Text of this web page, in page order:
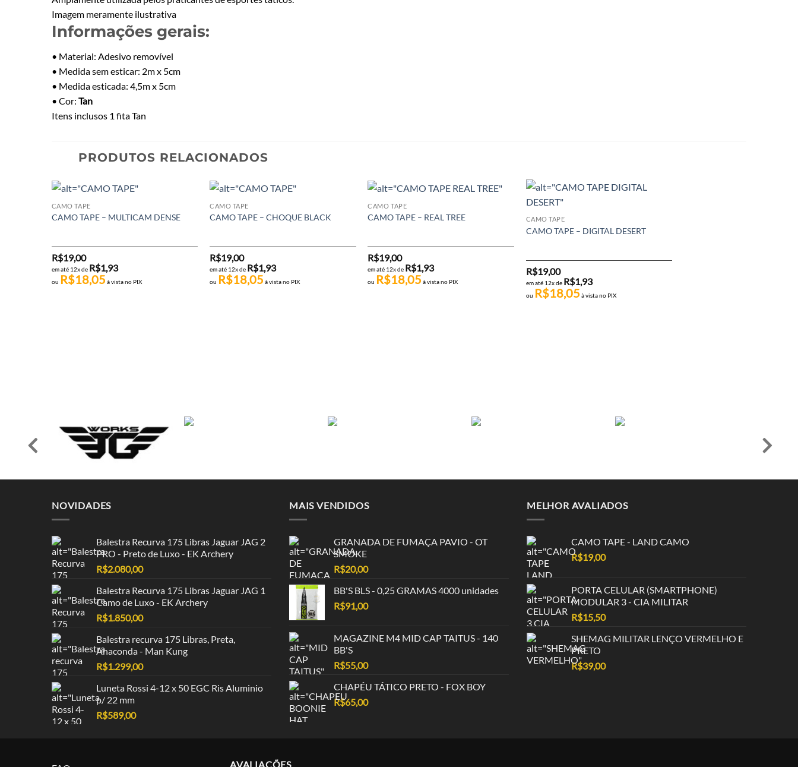
Imagem meramente ilustrativa
Informações gerais:
• Material: Adesivo removível
• Medida sem esticar: 2m x 5cm
• Medida esticada: 4,5m x 5cm
• Cor: Tan
Itens inclusos 1 fita Tan
PRODUTOS RELACIONADOS
CAMO TAPE
CAMO TAPE – MULTICAM DENSE
R$19,00
em até 12x de R$1,93
ou R$18,05 à vista no PIX
CAMO TAPE
CAMO TAPE – CHOQUE BLACK
R$19,00
em até 12x de R$1,93
ou R$18,05 à vista no PIX
CAMO TAPE
CAMO TAPE – REAL TREE
R$19,00
em até 12x de R$1,93
ou R$18,05 à vista no PIX
CAMO TAPE
CAMO TAPE – DIGITAL DESERT
R$19,00
em até 12x de R$1,93
ou R$18,05 à vista no PIX
NOVIDADES
Balestra Recurva 175 Libras Jaguar JAG 2
PRO - Preto de Luxo - EK Archery
R$2.080,00
Balestra Recurva 175 Libras Jaguar JAG 1
Camo de Luxo - EK Archery
R$1.850,00
Balestra recurva 175 Libras, Preta,
Anaconda - Man Kung
R$1.299,00
Luneta Rossi 4-12 x 50 EGC Ris Aluminio
p/ 22 mm
R$589,00
MAIS VENDIDOS
GRANADA DE FUMAÇA PAVIO - OT
SMOKE
R$20,00
BB'S BLS - 0,25 GRAMAS 4000 unidades
R$91,00
MAGAZINE M4 MID CAP TAITUS - 140
BB'S
R$55,00
CHAPÉU TÁTICO PRETO - FOX BOY
R$65,00
MELHOR AVALIADOS
CAMO TAPE - LAND CAMO
R$19,00
PORTA CELULAR (SMARTPHONE)
MODULAR 3 - CIA MILITAR
R$15,50
SHEMAG MILITAR LENÇO VERMELHO E
PRETO
R$39,00
AVALIAÇÕES